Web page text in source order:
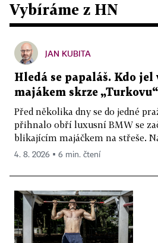
Vybíráme z HN
JAN KUBITA
Hledá se papaláš. Kdo jel
majákem skrze
Před několika dny se do jedné
přihnalo obří luxusní BMW se
blikajícím majáčkem na střeše.
4. 8. 2026 ▪ 6 min. čtení